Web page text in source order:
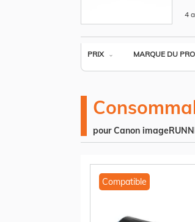
PRIX MARQUE DU
4
pour Canon
Compatible